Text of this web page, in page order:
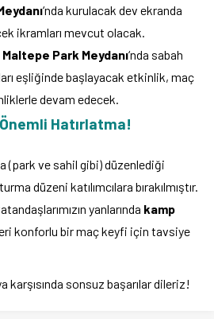
‘nda kurulacak dev ekranda
ikramları mevcut olacak.
Maltepe Park Meydanı‘nda sabah
eşliğinde başlayacak etkinlik, maç
devam edecek.
Hatırlatma!
(park ve sahil gibi) düzenlediği
düzeni katılımcılara bırakılmıştır.
yanlarında kamp
konforlu bir maç keyfi için tavsiye
karşısında sonsuz başarılar dileriz!